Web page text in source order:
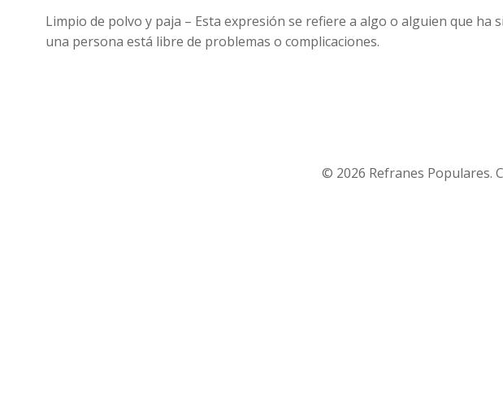
Limpio de polvo y paja – Esta expresión se refiere a algo o alguien que
una persona está libre de problemas o complicaciones.
© 2026 Refranes Populares.